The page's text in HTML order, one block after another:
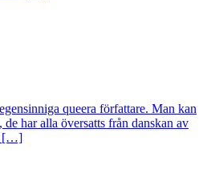
queera författare. Man kan
de har alla översatts från danskan av
[…]